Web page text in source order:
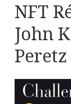
NFT
John
Peretz